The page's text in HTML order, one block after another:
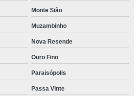
Monte Sião
Muzambinho
Nova Resende
Ouro Fino
Paraisópolis
Passa Vinte